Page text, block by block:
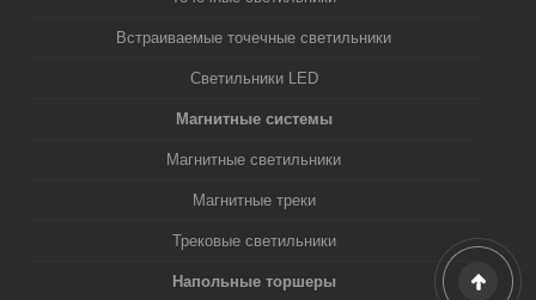
Встраиваемые точечные светильники
Светильники LED
Магнитные системы
Магнитные светильники
Магнитные треки
Трековые светильники
Напольные торшеры